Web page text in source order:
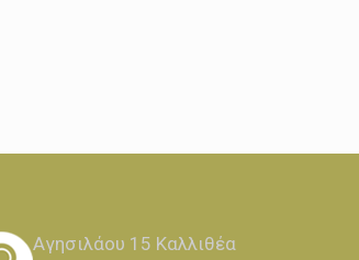
Αγησιλάου 15 Καλλιθέα